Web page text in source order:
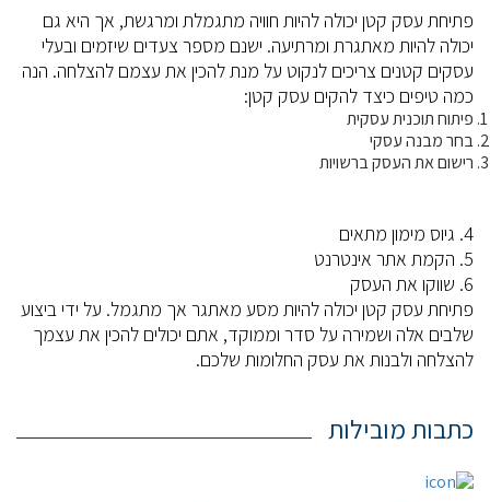
פתיחת עסק קטן יכולה להיות חוויה מתגמלת ומרגשת, אך היא גם
יכולה להיות מאתגרת ומרתיעה. ישנם מספר צעדים שיזמים ובעלי
עסקים קטנים צריכים לנקוט על מנת להכין את עצמם להצלחה. הנה
כמה טיפים כיצד להקים עסק קטן:
פיתוח תוכנית עסקית
בחר מבנה עסקי
רישום את העסק ברשויות
4. גיוס מימון מתאים
5. הקמת אתר אינטרנט
6. שווקו את העסק
פתיחת עסק קטן יכולה להיות מסע מאתגר אך מתגמל. על ידי ביצוע
שלבים אלה ושמירה על סדר וממוקד, אתם יכולים להכין את עצמך
להצלחה ולבנות את עסק החלומות שלכם.
כתבות מובילות